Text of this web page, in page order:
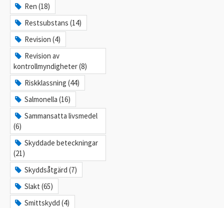
Ren (18)
Restsubstans (14)
Revision (4)
Revision av
kontrollmyndigheter (8)
Riskklassning (44)
Salmonella (16)
Sammansatta livsmedel
(6)
Skyddade beteckningar
(21)
Skyddsåtgärd (7)
Slakt (65)
Smittskydd (4)